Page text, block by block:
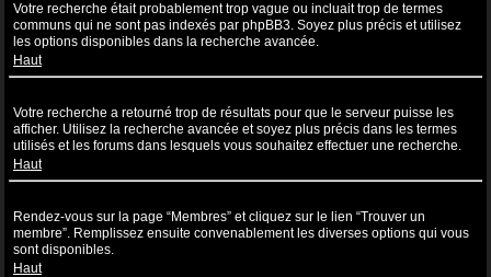
Votre recherche était probablement trop vague ou incluait trop de termes
communs qui ne sont pas indexés par phpBB3. Soyez plus précis et utilisez
les options disponibles dans la recherche avancée.
Haut
Votre recherche a retourné trop de résultats pour que le serveur puisse les
afficher. Utilisez la recherche avancée et soyez plus précis dans les termes
utilisés et les forums dans lesquels vous souhaitez effectuer une recherche.
Haut
Rendez-vous sur la page “Membres” et cliquez sur le lien “Trouver un
membre”. Remplissez ensuite convenablement les diverses options qui vous
sont disponibles.
Haut